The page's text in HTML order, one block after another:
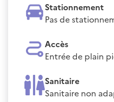
Stationnement
Pas de
Accès
Entrée de plain
Sanitaire
Sanitaire non